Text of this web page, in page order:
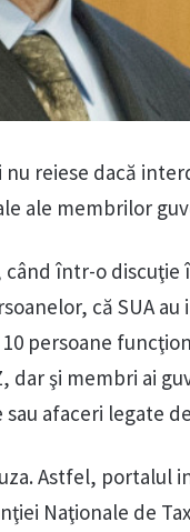
reiese dacă
ale membrilor
într-o discuţie
că SUA
persoane
dar şi membri ai
afaceri legate
Astfel, portalul
Naţionale de